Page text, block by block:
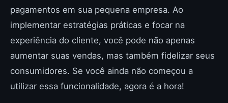
pagamentos em sua pequena empresa. Ao
implementar estratégias práticas e focar na
experiência do cliente, você pode não apenas
aumentar suas vendas, mas também fidelizar seus
consumidores. Se você ainda não começou a
utilizar essa funcionalidade, agora é a hora!